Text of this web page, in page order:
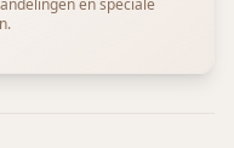
en speciale